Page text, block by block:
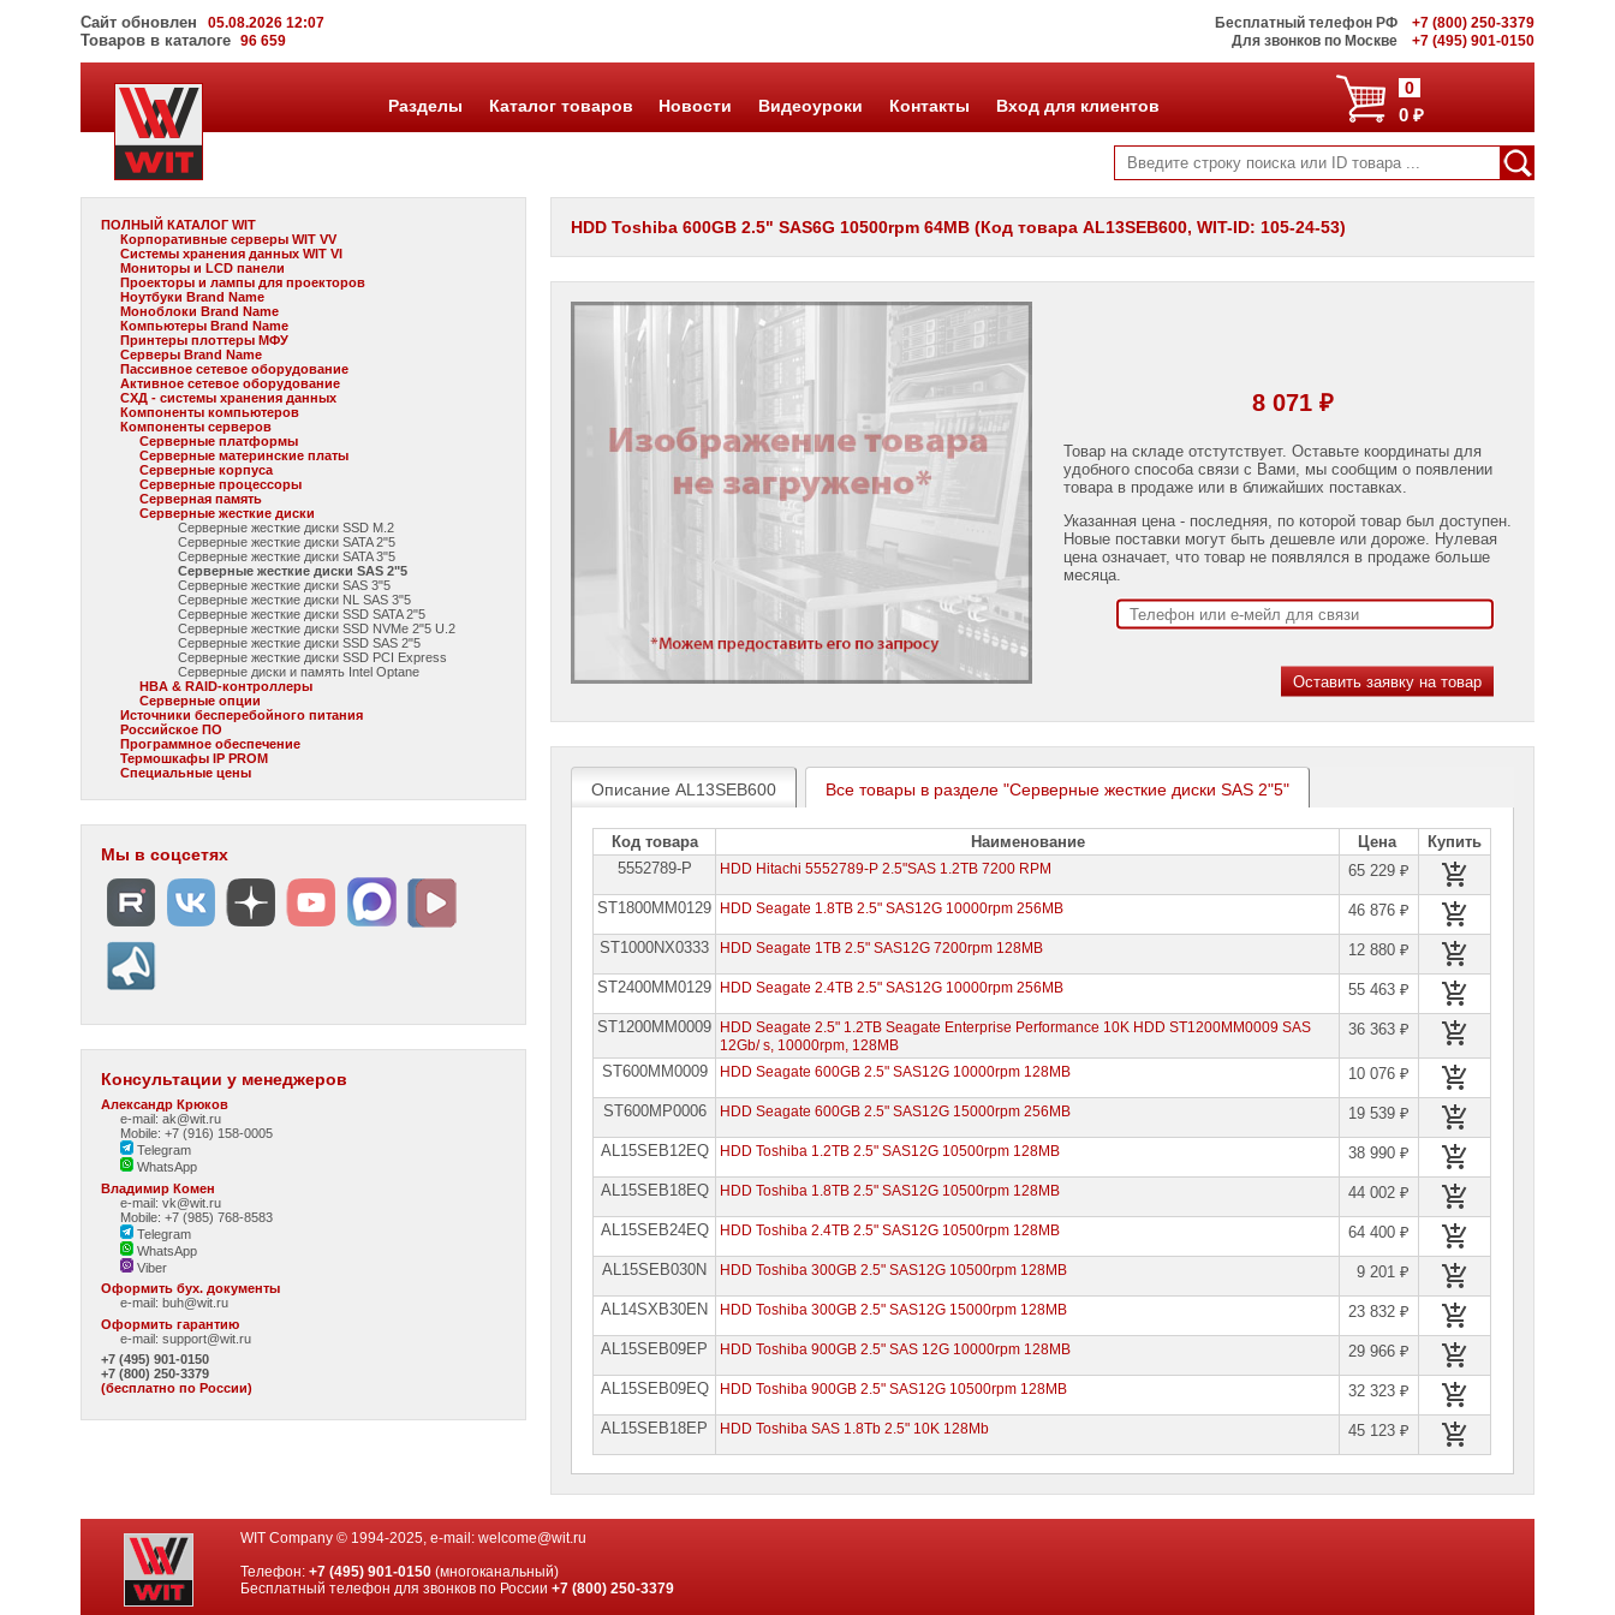
Сайт обновлен 05.08.2026 12:07
Товаров в каталоге96 659
Бесплатный телефон РФ
+7 (800) 250-3379
Для звонков по Москве
+7 (495) 901-0150
0
0 ₽
Разделы Каталог товаров Новости Видеоуроки Контакты Вход для клиентов
ПОЛНЫЙ КАТАЛОГ WIT
Корпоративные серверы WIT VV
Системы хранения данных WIT VI
Мониторы и LCD панели
Проекторы и лампы для проекторов
Ноутбуки Brand Name
Моноблоки Brand Name
Компьютеры Brand Name
Принтеры плоттеры МФУ
Серверы Brand Name
Пассивное сетевое оборудование
Активное сетевое оборудование
СХД - системы хранения данных
Компоненты компьютеров
Компоненты серверов
Серверные платформы
Серверные материнские платы
Серверные корпуса
Серверные процессоры
Серверная память
Серверные жесткие диски
Серверные жесткие диски SSD M.2
Серверные жесткие диски SATA 2"5
Серверные жесткие диски SATA 3"5
Серверные жесткие диски SAS 2"5
Серверные жесткие диски SAS 3"5
Серверные жесткие диски NL SAS 3"5
Серверные жесткие диски SSD SATA 2"5
Серверные жесткие диски SSD NVMe 2"5 U.2
Серверные жесткие диски SSD SAS 2"5
Серверные жесткие диски SSD PCI Express
Серверные диски и память Intel Optane
HBA & RAID-контроллеры
Серверные опции
Источники бесперебойного питания
Российское ПО
Программное обеспечение
Термошкафы IP PROM
Специальные цены
Мы в соцсетях
Консультации у менеджеров
Александр Крюков
e-mail: ak@wit.ru
Mobile: +7 (916) 158-0005
Telegram
WhatsApp
Владимир Комен
e-mail: vk@wit.ru
Mobile: +7 (985) 768-8583
Telegram
WhatsApp
Viber
Оформить бух. документы
e-mail:buh@wit.ru
Оформить гарантию
e-mail:support@wit.ru
+7 (495) 901-0150
+7 (800) 250-3379
(бесплатно по России)
HDD Toshiba 600GB 2.5" SAS6G 10500rpm 64MB (Код товара AL13SEB600, WIT-ID: 105-24-53)
8 071 ₽
Товар на складе отстутствует. Оставьте координаты для
удобного способа связи с Вами, мы сообщим о появлении
товара в продаже или в ближайших поставках.
Указанная цена - последняя, по которой товар был доступен.
Новые поставки могут быть дешевле или дороже. Нулевая
цена означает, что товар не появлялся в продаже больше
месяца.
Описание AL13SEB600 Все товары в разделе "Серверные жесткие диски SAS 2"5"
Код товара Наименование Цена
Купить
5552789-P
HDD Hitachi 5552789-P 2.5"SAS 1.2TB 7200 RPM 65 229 ₽
ST1800MM0129 HDD Seagate 1.8TB 2.5" SAS12G 10000rpm 256MB 46 876 ₽
ST1000NX0333 HDD Seagate 1TB 2.5" SAS12G 7200rpm 128MB 12 880 ₽
ST2400MM0129 HDD Seagate 2.4TB 2.5" SAS12G 10000rpm 256MB 55 463 ₽
ST1200MM0009 HDD Seagate 2.5" 1.2TB Seagate Enterprise Performance 10K HDD ST1200MM0009 SAS
12Gb/ s, 10000rpm, 128MB
36 363 ₽
ST600MM0009 HDD Seagate 600GB 2.5" SAS12G 10000rpm 128MB 10 076 ₽
ST600MP0006 HDD Seagate 600GB 2.5" SAS12G 15000rpm 256MB 19 539 ₽
AL15SEB12EQ HDD Toshiba 1.2TB 2.5" SAS12G 10500rpm 128MB 38 990 ₽
AL15SEB18EQ HDD Toshiba 1.8TB 2.5" SAS12G 10500rpm 128MB 44 002 ₽
AL15SEB24EQ HDD Toshiba 2.4TB 2.5" SAS12G 10500rpm 128MB 64 400 ₽
AL15SEB030N HDD Toshiba 300GB 2.5" SAS12G 10500rpm 128MB 9 201 ₽
AL14SXB30EN HDD Toshiba 300GB 2.5" SAS12G 15000rpm 128MB 23 832 ₽
AL15SEB09EP HDD Toshiba 900GB 2.5" SAS 12G 10000rpm 128MB 29 966 ₽
AL15SEB09EQ HDD Toshiba 900GB 2.5" SAS12G 10500rpm 128MB 32 323 ₽
AL15SEB18EP HDD Toshiba SAS 1.8Tb 2.5" 10K 128Mb 45 123 ₽
WIT Company © 1994-2025, e-mail: welcome@wit.ru
Телефон:+7 (495) 901-0150 (многоканальный)
Бесплатный телефон для звонков по России+7 (800) 250-3379